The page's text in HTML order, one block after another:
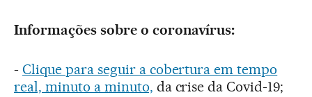
Informações sobre o coronavírus:
- Clique para seguir a cobertura em tempo
real, minuto a minuto, da crise da Covid-19;